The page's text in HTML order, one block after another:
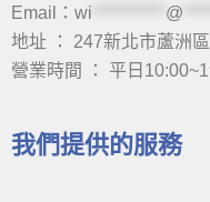
Email： wi @
地址 ： 247新北市蘆洲
營業時間 ： 平日
我們提供的服務